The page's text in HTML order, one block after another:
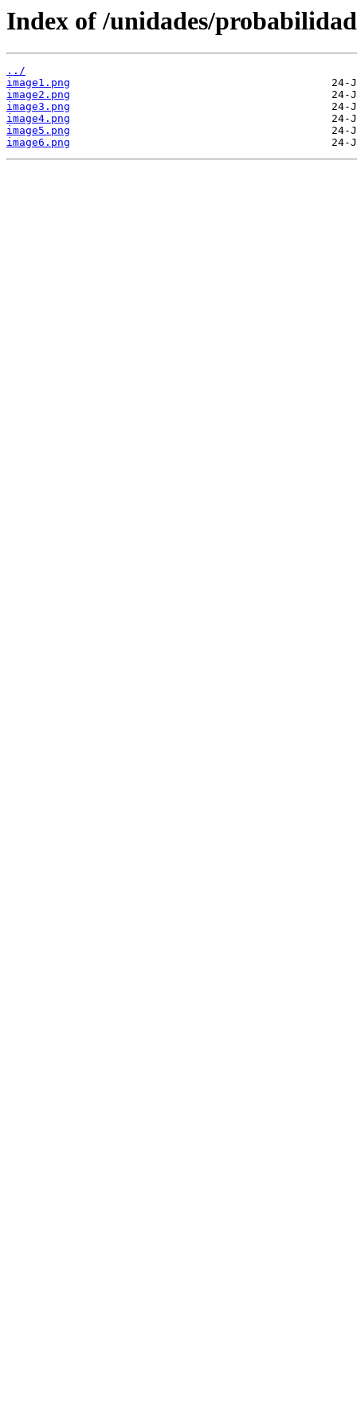
Index of /unidades/
../
image1.png
image2.png
image3.png
image4.png
image5.png
image6.png